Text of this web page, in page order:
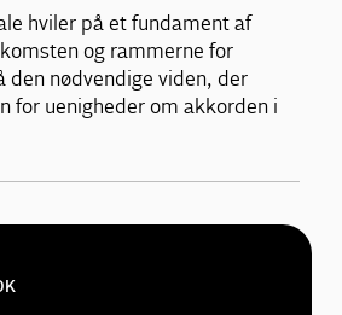
hviler på et fundament af
og rammerne for
den nødvendige viden, der
for uenigheder om akkorden i